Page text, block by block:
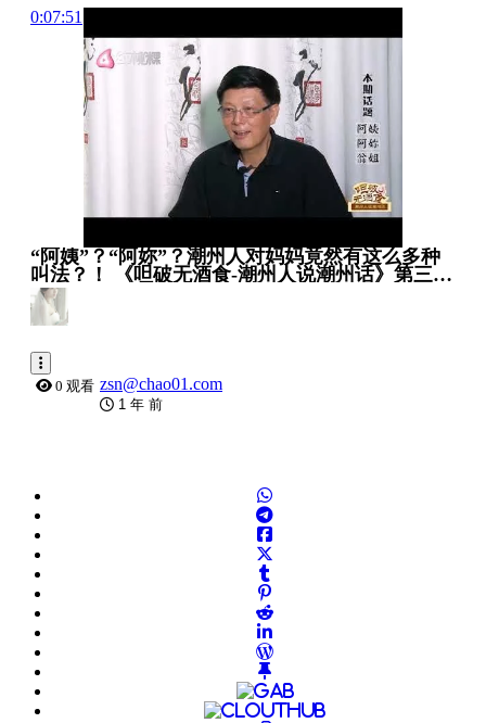
0:07:51
“阿姨”？“阿妳”？潮州人对妈妈竟然有这么多种
叫法？！ 《呾破无酒食-潮州人说潮州话》第三集
Teochew Dialect
0 观看 zsn@chao01.com
1 年 前